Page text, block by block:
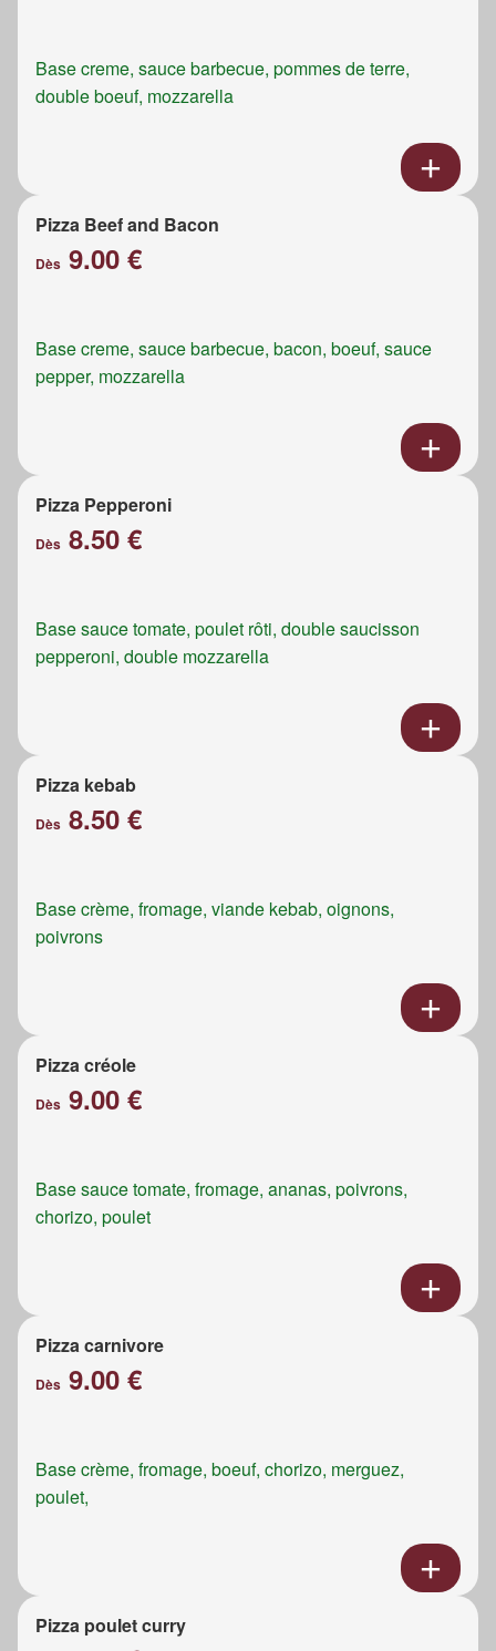
Base creme, sauce barbecue, pommes de terre,
double boeuf, mozzarella
Pizza Beef and Bacon
Dès 9.00 €
Base creme, sauce barbecue, bacon, boeuf, sauce
pepper, mozzarella
Pizza Pepperoni
Dès 8.50 €
Base sauce tomate, poulet rôti, double saucisson
pepperoni, double mozzarella
Pizza kebab
Dès 8.50 €
Base crème, fromage, viande kebab, oignons,
poivrons
Pizza créole
Dès 9.00 €
Base sauce tomate, fromage, ananas, poivrons,
chorizo, poulet
Pizza carnivore
Dès 9.00 €
Base crème, fromage, boeuf, chorizo, merguez,
poulet,
Pizza poulet curry